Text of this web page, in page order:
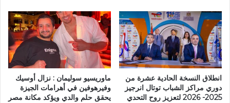
انطلاق النسخة الحادية عشرة من
دوري مراكز الشباب توتال انرجيز
2025- 2026 لتعزيز روح التحدي
ماوريسيو سوليمان : نزال أوسيك
وفيرهوفين في أهرامات الجيزة
يحقق حلم والدي ويؤكد مكانة مصر